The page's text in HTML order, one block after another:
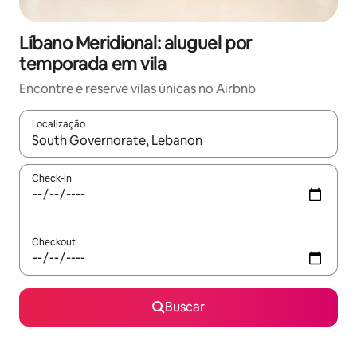
Líbano Meridional: aluguel por
temporada em vila
Encontre e reserve vilas únicas no Airbnb
Localização
Quando os resultados estiverem disponíveis, explore-os
Check-in
Checkout
Buscar